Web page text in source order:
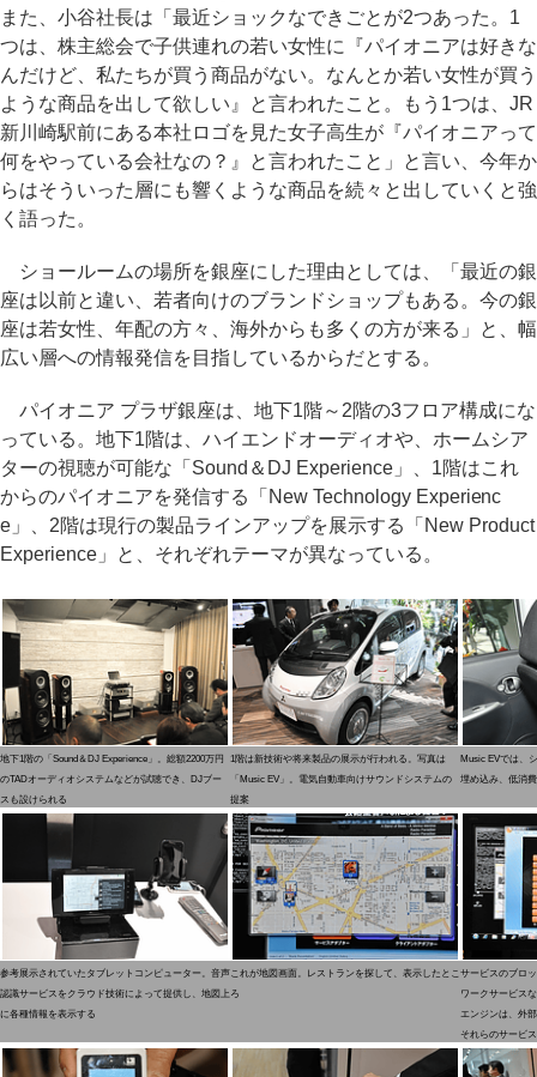
また、小谷社長は「最近ショックなできごとが2つあった。1
つは、株主総会で子供連れの若い女性に『パイオニアは好きな
んだけど、私たちが買う商品がない。なんとか若い女性が買う
ような商品を出して欲しい』と言われたこと。もう1つは、JR
新川崎駅前にある本社ロゴを見た女子高生が『パイオニアって
何をやっている会社なの？』と言われたこと」と言い、今年か
らはそういった層にも響くような商品を続々と出していくと強
く語った。
ショールームの場所を銀座にした理由としては、「最近の銀
座は以前と違い、若者向けのブランドショップもある。今の銀
座は若女性、年配の方々、海外からも多くの方が来る」と、幅
広い層への情報発信を目指しているからだとする。
パイオニア プラザ銀座は、地下1階～2階の3フロア構成にな
っている。地下1階は、ハイエンドオーディオや、ホームシア
ターの視聴が可能な「Sound＆DJ Experience」、1階はこれ
からのパイオニアを発信する「New Technology Experienc
e」、2階は現行の製品ラインアップを展示する「New Product
Experience」と、それぞれテーマが異なっている。
地下1階の「Sound＆DJ Experience」。総額2200万円
のTADオーディオシステムなどが試聴でき、DJブー
スも設けられる
1階は新技術や将来製品の展示が行われる。写真は
「Music EV」。電気自動車向けサウンドシステムの
提案
Music EVでは、
埋め込み、低消
参考展示されていたタブレットコンピューター。音声
認識サービスをクラウド技術によって提供し、地図上
に各種情報を表示する
これが地図画面。レストランを探して、表示したとこ
ろ
サービスのブロ
ワークサービス
エンジンは、外
それらのサービ